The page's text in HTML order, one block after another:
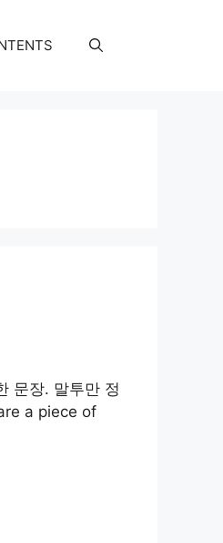
문장. 말투만 정
a piece of